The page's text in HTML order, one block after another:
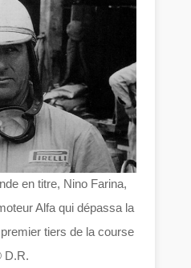
en titre, Nino Farina,
Alfa qui dépassa la
tiers de la course
D.R.